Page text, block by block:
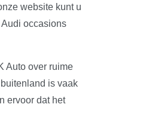
website kunt u
occasions
Auto over ruime
is vaak
ervoor dat het